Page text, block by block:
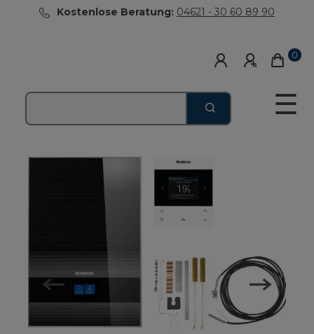
Kostenlose Beratung: 04621 - 30 60 89 90
0
☰